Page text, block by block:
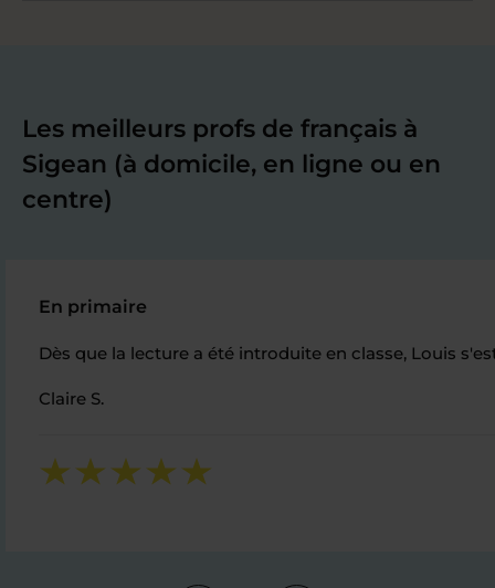
Les meilleurs profs de français à
Sigean (à domicile, en ligne ou en
centre)
En primaire
Dès que la lecture a été introduite en classe, Louis
Claire S.